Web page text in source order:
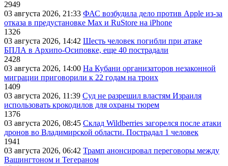
2949
03 августа 2026, 21:33 ФАС возбудила дело против Apple из-за
отказа в предустановке Max и RuStore на iPhone
1326
03 августа 2026, 14:42 Шесть человек погибли при атаке
БПЛА в Архипо-Осиповке, еще 40 пострадали
2428
03 августа 2026, 14:00 На Кубани организаторов незаконной
миграции приговорили к 22 годам на троих
1409
03 августа 2026, 11:39 Суд не разрешил властям Израиля
использовать крокодилов для охраны тюрем
1376
03 августа 2026, 08:45 Склад Wildberries загорелся после атаки
дронов во Владимирской области. Пострадал 1 человек
1941
03 августа 2026, 06:42 Трамп анонсировал переговоры между
Вашингтоном и Тегераном